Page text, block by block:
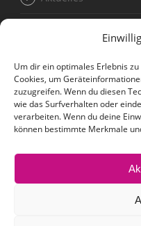
Um dir ein optimales Erlebnis
Cookies, um
zuzugreifen. Wenn du diesen
wie das Surfverhalten oder
verarbeiten. Wenn du deine
können bestimmte Merkmale
Kontakt